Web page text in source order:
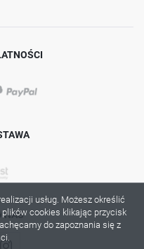
NAS
usług. Możesz określić
cookies klikając przycisk
do zapoznania się z